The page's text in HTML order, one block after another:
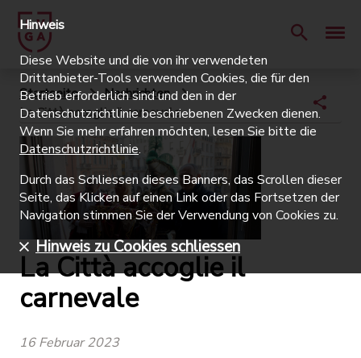
Startseite
Nachrichten
La Città accoglie il carnevale
La Città accoglie il
carnevale
16 Februar 2023
Hinweis
Diese Website und die von ihr verwendeten
Drittanbieter-Tools verwenden Cookies, die für den
Betrieb erforderlich sind und den in der
Datenschutzrichtlinie beschriebenen Zwecken dienen.
Wenn Sie mehr erfahren möchten, lesen Sie bitte die
Datenschutzrichtlinie.
Durch das Schliessen dieses Banners, das Scrollen dieser
Seite, das Klicken auf einen Link oder das Fortsetzen der
Navigation stimmen Sie der Verwendung von Cookies zu.
Hinweis zu Cookies schliessen